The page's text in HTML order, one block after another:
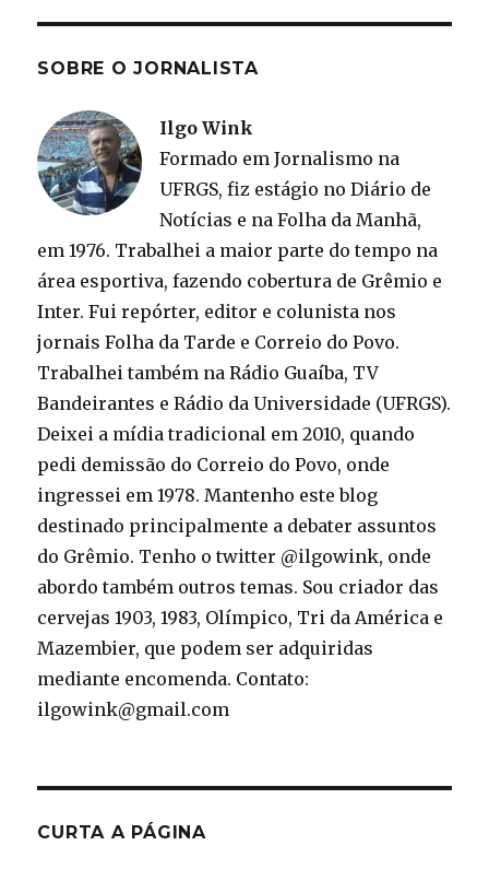
SOBRE O JORNALISTA
Ilgo Wink
Formado em Jornalismo na
UFRGS, fiz estágio no Diário de
Notícias e na Folha da Manhã,
em 1976. Trabalhei a maior parte do tempo na
área esportiva, fazendo cobertura de Grêmio e
Inter. Fui repórter, editor e colunista nos
jornais Folha da Tarde e Correio do Povo.
Trabalhei também na Rádio Guaíba, TV
Bandeirantes e Rádio da Universidade (UFRGS).
Deixei a mídia tradicional em 2010, quando
pedi demissão do Correio do Povo, onde
ingressei em 1978. Mantenho este blog
destinado principalmente a debater assuntos
do Grêmio. Tenho o twitter @ilgowink, onde
abordo também outros temas. Sou criador das
cervejas 1903, 1983, Olímpico, Tri da América e
Mazembier, que podem ser adquiridas
mediante encomenda. Contato:
ilgowink@gmail.com
CURTA A PÁGINA